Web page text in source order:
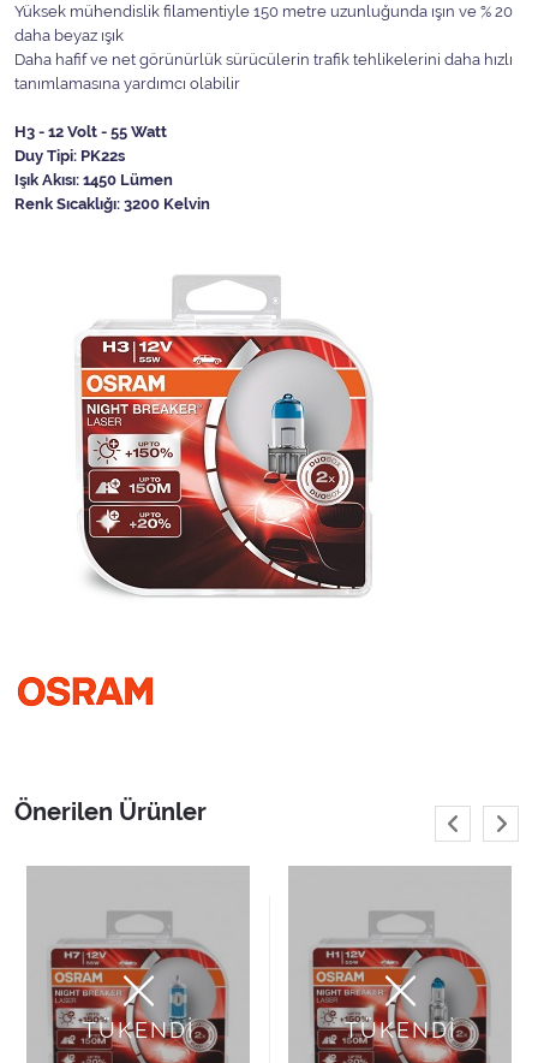
Yüksek mühendislik filamentiyle 150 metre uzunluğunda ışın ve % 20
daha beyaz ışık
Daha hafif ve net görünürlük sürücülerin trafik tehlikelerini daha hızlı
tanımlamasına yardımcı olabilir
H3 - 12 Volt - 55 Watt
Duy Tipi: PK22s
Işık Akısı: 1450 Lümen
Renk Sıcaklığı: 3200 Kelvin
Önerilen Ürünler
TÜKENDİ TÜKENDİ